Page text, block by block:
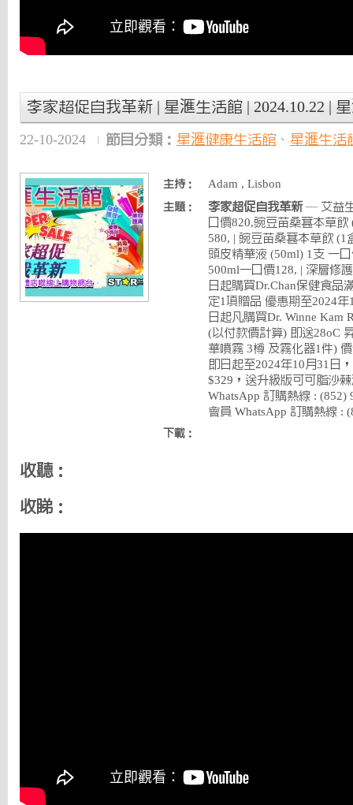
李家超促自我革新 | 星滙生活館 | 2024.10.22 |
22-10-2024 節目分類： 星滙健康生活館、 星滙生活
主持： Adam , Lisbon
主題： 李家超促自我革新— 艾益生
口價820,豌豆苗桑葚本草
580, | 豌豆苗桑葚本草飲 (1
頭皮精華液 (50ml) 1支 一
500ml一口價128, | 深層修
日起購買Dr.Chan保健食品
定1項贈品 優惠期至2024
日起凡購買Dr. Winne Kam
(以付款價計算) 即送28oC
華噴霧 3樽 及霧化器1件)
即日起至2024年10月31日
$329，送升級版可可脂沙
WhatsApp 訂購熱線 : (852)
會員 WhatsApp 訂購熱線 :
下載：
收聽：
收睇：